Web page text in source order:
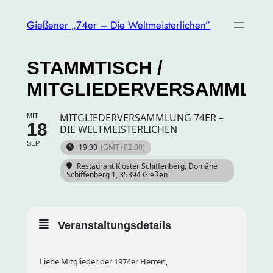
Gießener „74er – Die Weltmeisterlichen”
STAMMTISCH /
MIT
18
SEP
MITGLIEDERVERSAMMLUNG 74ER –
DIE WELTMEISTERLICHEN
19:30 (GMT+02:00)
Restaurant Kloster Schiffenberg, Domäne
Schiffenberg 1, 35394 Gießen
Veranstaltungsdetails
Liebe Mitglieder der 1974er Herren,